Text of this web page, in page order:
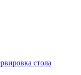
стола